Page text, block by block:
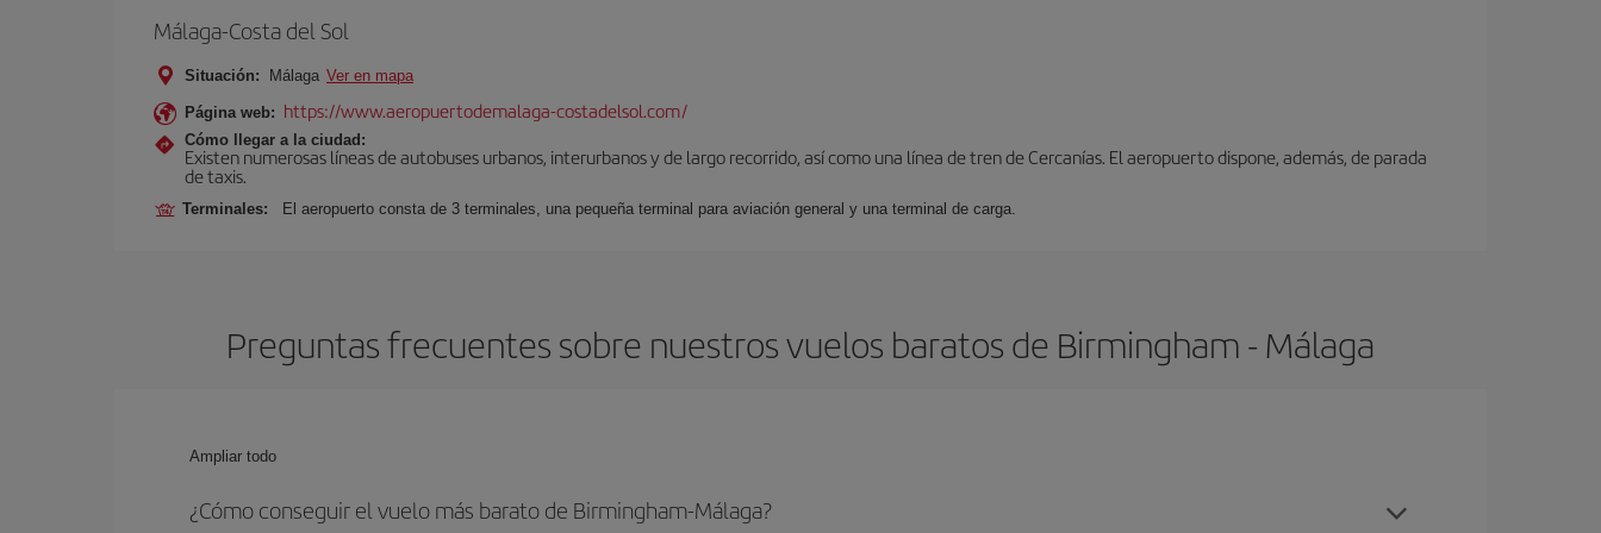
Málaga-Costa del Sol
Situación: Málaga Ver en mapa
Página web: https://www.aeropuertodemalaga-costadelsol.com/
Cómo llegar a la ciudad:
Existen numerosas líneas de autobuses urbanos, interurbanos y de largo recorrido, así como una línea de tren de Cercanías. El aeropuerto dispone, además, de parada
de taxis.
Terminales: El aeropuerto consta de 3 terminales, una pequeña terminal para aviación general y una terminal de carga.
Preguntas frecuentes sobre nuestros vuelos baratos de Birmingham - Málaga
Ampliar todo
¿Cómo conseguir el vuelo más barato de Birmingham-Málaga?